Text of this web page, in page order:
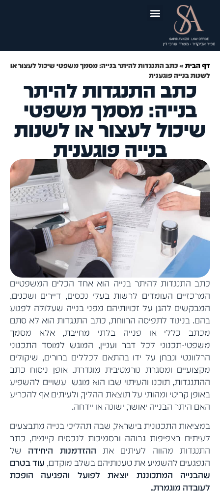
דף הבית »כתב התנגדות להיתר בנייה: מסמך משפטי שיכול לעצור או
לשנות בנייה פוגענית
כתב התנגדות להיתר
בנייה: מסמך משפטי
שיכול לעצור או לשנות
בנייה פוגענית
כתב התנגדות להיתר בנייה הוא אחד הכלים המשפטיים
המרכזיים העומדים לרשות בעלי נכסים, דיירים ושכנים,
המבקשים להגן על זכויותיהם מפני בנייה שעלולה לפגוע
בהם. בניגוד לתפיסה הרווחת, כתב התנגדות הוא לא סתם
מכתב כללי או פנייה בלתי מחייבת, אלא מסמך
משפטי-תכנוני לכל דבר ועניין, המוגש למוסד התכנוני
הרלוונטי ונבחן על ידו בהתאם לכללים ברורים, שיקולים
מקצועיים ומסגרת נורמטיבית מוגדרת. אופן ניסוח כתב
ההתנגדות, תוכנו והעיתוי שבו הוא מוגש עשויים להשפיע
באופן קריטי ומהותי על תוצאת ההליך, ולעיתים אף להכריע
האם היתר הבנייה יאושר, ישונה או יידחה.
במציאות התכנונית בישראל, שבה תהליכי בנייה מתבצעים
לעיתים בצפיפות גבוהה ובסמיכות לנכסים קיימים, כתב
התנגדות מהווה לעיתים את ההזדמנות היחידה של
הנפגעים להשמיע את טענותיהם בשלב מוקדם, עוד בטרם
שהבנייה המתכוננת יוצאת לפועל והפגיעה הופכת
לעובדה מוגמרת.